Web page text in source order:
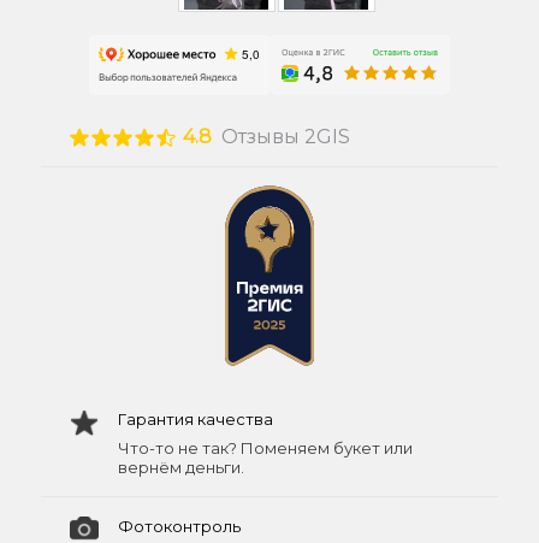
4.8 Отзывы 2GIS
Гарантия качества
Что-то не так? Поменяем букет или
вернём деньги.
Фотоконтроль